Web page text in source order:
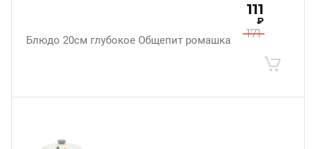
Блюдо 20см глубокое Общепит ромашка 171
111
₽